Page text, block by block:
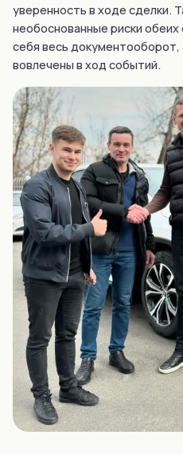
уверенность в ходе сделки.
необоснованные риски
себя весь документооборот,
вовлечены в ход событий.